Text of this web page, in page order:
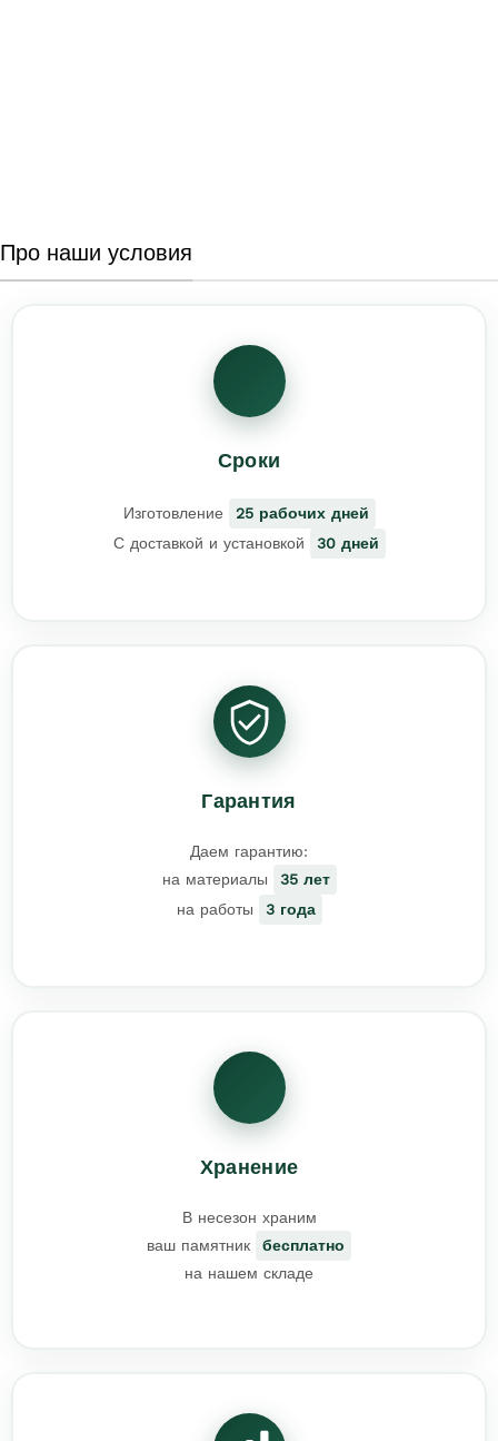
Про наши условия
Сроки
Изготовление
25 рабочих дней
С доставкой и установкой
30 дней
Гарантия
Даем гарантию:
на материалы
35 лет
на работы
3 года
Хранение
В несезон храним
ваш памятник
бесплатно
на нашем складе